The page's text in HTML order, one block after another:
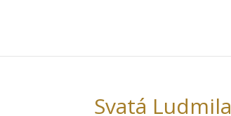
Svatá Ludmila